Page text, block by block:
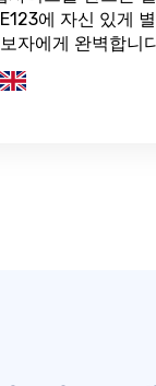
에 자신 있게
자에게 완벽합니